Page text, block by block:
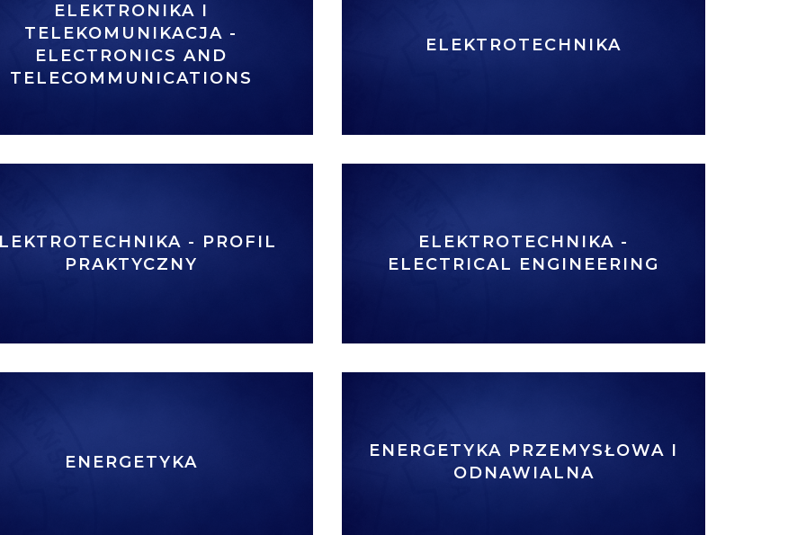
ELEKTRONIKA I
TELEKOMUNIKACJA -
ELECTRONICS AND
TELECOMMUNICATIONS
ELEKTROTECHNIKA
- PROFIL
PRAKTYCZNY
ELEKTROTECHNIKA -
ELECTRICAL ENGINEERING
ENERGETYKA
ENERGETYKA PRZEMYSŁOWA I
ODNAWIALNA